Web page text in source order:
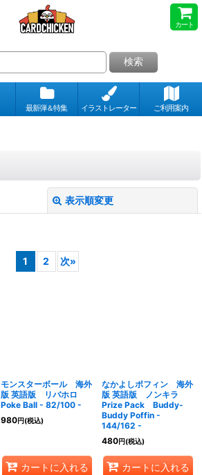
カート
検索
最新弾＆特集 イラストレーター ご利用案内
表示順変更
1 2 次»
モンスターボール 海外
版 英語版 リバホロ
Poke Ball - 82/100 -
980円(税込)
カートに入れる
なかよしポフィン 海外
版 英語版 ノンキラ
Prize Pack Buddy-
Buddy Poffin -
144/162 -
480円(税込)
カートに入れる